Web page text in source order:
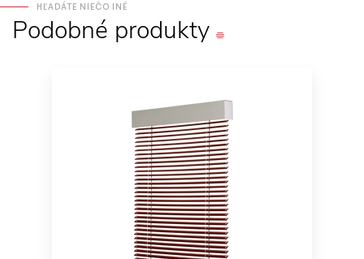
HĽADÁTE NIEČO INÉ
Podobné produkty